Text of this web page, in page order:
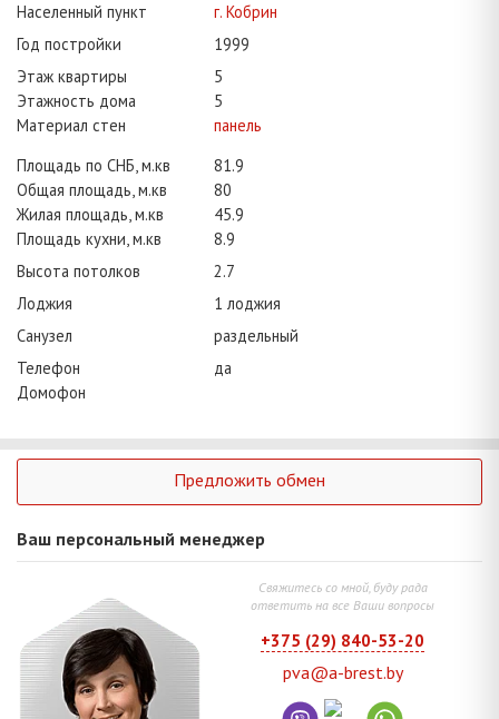
Населенный пункт
г. Кобрин
Год постройки
1999
Этаж квартиры
5
Этажность дома
5
Материал стен
панель
Площадь по СНБ, м.кв
81.9
Общая площадь, м.кв
80
Жилая площадь, м.кв
45.9
Площадь кухни, м.кв
8.9
Высота потолков
2.7
Лоджия
1 лоджия
Санузел
раздельный
Телефон
да
Домофон
Предложить обмен
Ваш персональный менеджер
Свяжитесь со мной, буду рада
ответить на все Ваши вопросы
+375 (29) 840-53-20
pva@a-brest.by